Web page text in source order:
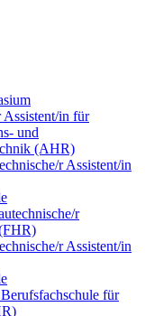
Assistent/in für
und
(AHR)
r Assistent/in
r
r Assistent/in
für